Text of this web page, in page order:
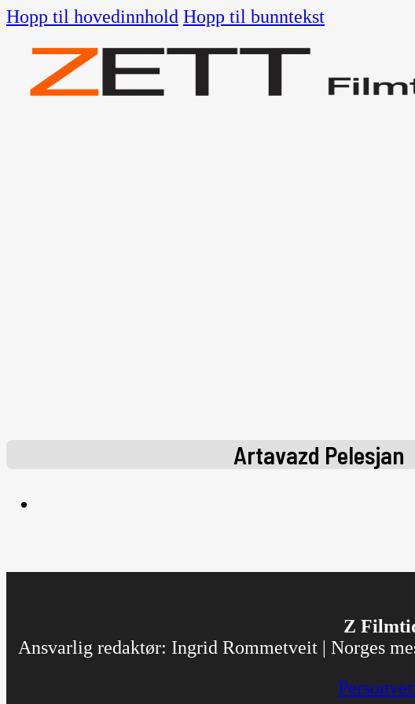
Hopp til hovedinnhold Hopp til bunntekst
Artavazd Pelesjan
Z
Ansvarlig redaktør: Ingrid Rommetveit | Norges